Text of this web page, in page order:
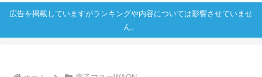
広告を掲載していますがランキングや内容については影響させていませ
ん。